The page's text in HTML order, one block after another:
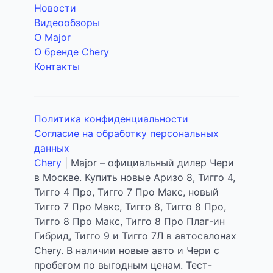
Новости
Видеообзоры
О Major
О бренде Chery
Контакты
Политика конфиденциальности
Согласие на обработку персональных
данных
Chery | Major – официальный дилер Чери
в Москве. Купить новые Аризо 8, Тигго 4,
Тигго 4 Про, Тигго 7 Про Макс, новый
Тигго 7 Про Макс, Тигго 8, Тигго 8 Про,
Тигго 8 Про Макс, Тигго 8 Про Плаг-ин
Гибрид, Тигго 9 и Тигго 7Л в автосалонах
Chery. В наличии новые авто и Чери с
пробегом по выгодным ценам. Тест-